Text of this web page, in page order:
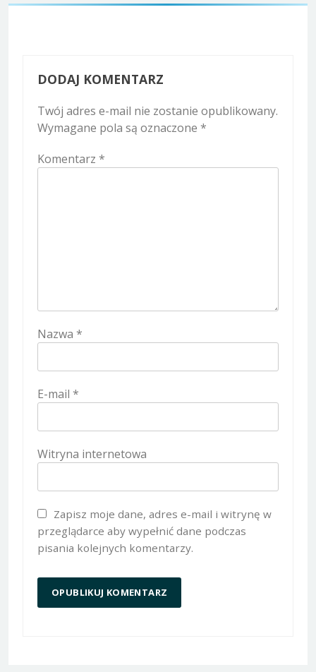
DODAJ KOMENTARZ
Twój adres e-mail nie zostanie opublikowany.
Wymagane pola są oznaczone *
Komentarz *
Nazwa *
E-mail *
Witryna internetowa
Zapisz moje dane, adres e-mail i witrynę w
przeglądarce aby wypełnić dane podczas
pisania kolejnych komentarzy.